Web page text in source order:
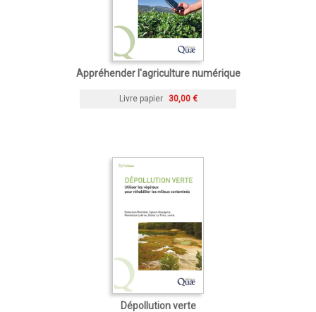
Appréhender l'agriculture numérique
Livre papier 30,00 €
Dépollution verte